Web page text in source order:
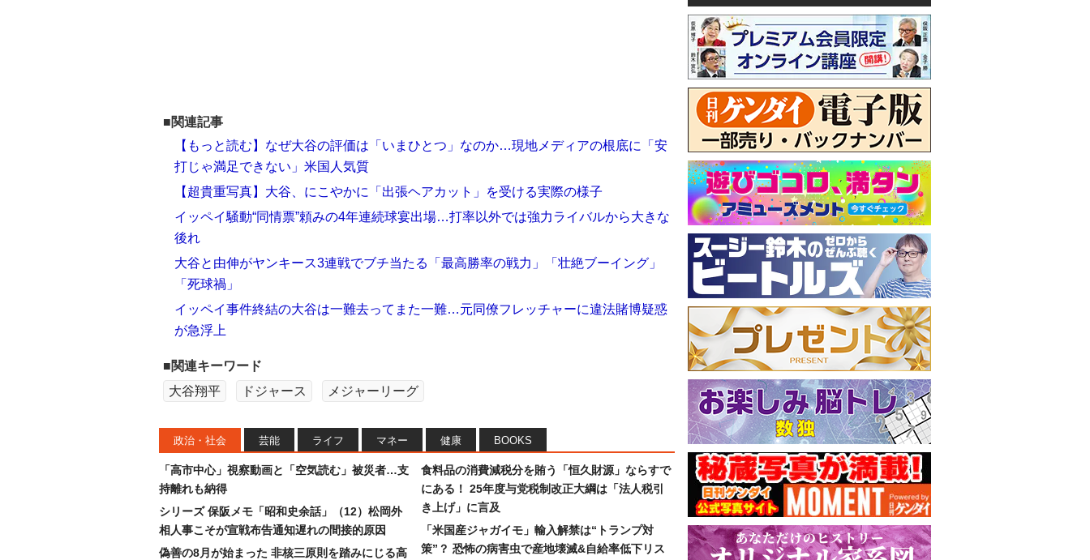
■関連記事
【もっと読む】なぜ大谷の評価は「いまひとつ」なのか…現地メディアの根底に「安
打じゃ満足できない」米国人気質
【超貴重写真】大谷、にこやかに「出張ヘアカット」を受ける実際の様子
イッペイ騒動“同情票”頼みの4年連続球宴出場…打率以外では強力ライバルから大きな
後れ
大谷と由伸がヤンキース3連戦でブチ当たる「最高勝率の戦力」「壮絶ブーイング」
「死球禍」
イッペイ事件終結の大谷は一難去ってまた一難…元同僚フレッチャーに違法賭博疑惑
が急浮上
■関連キーワード
大谷翔平
ドジャース メジャーリーグ
政治・社会 芸能 ライフ マネー 健康 BOOKS
「高市中心」視察動画と「空気読む」被災者…支
持離れも納得
シリーズ 保阪メモ「昭和史余話」（12）松岡外
相人事こそが宣戦布告通知遅れの間接的原因
偽善の8月が始まった 非核三原則を踏みにじる高
食料品の消費減税分を賄う「恒久財源」ならすで
にある！ 25年度与党税制改正大綱は「法人税引
き上げ」に言及
「米国産ジャガイモ」輸入解禁は“トランプ対
策”？ 恐怖の病害虫で産地壊滅&自給率低下リス